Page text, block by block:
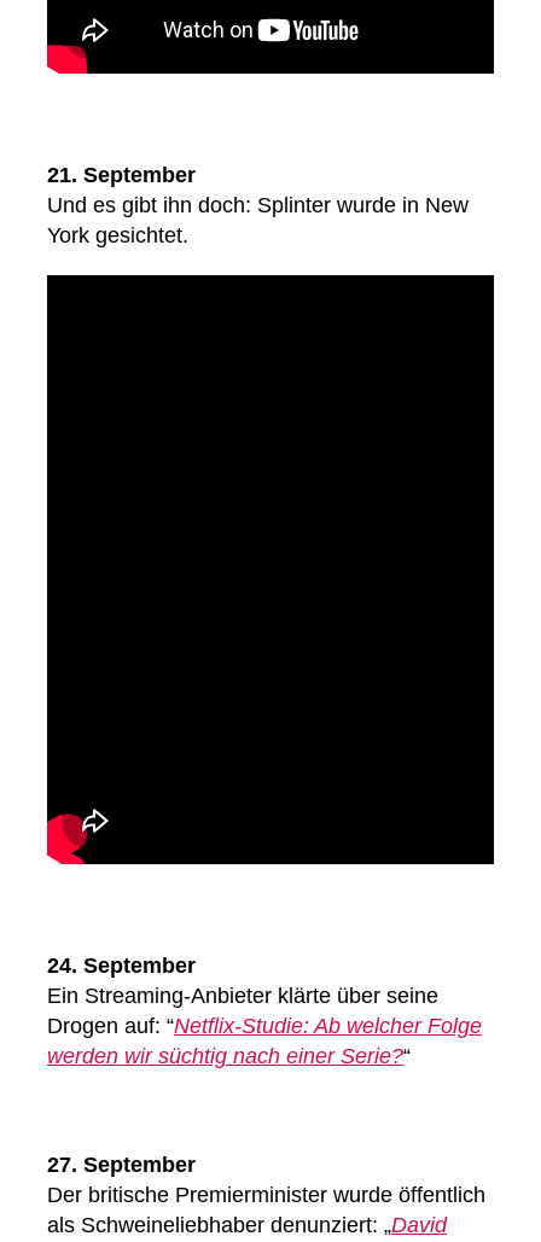
21. September
Und es gibt ihn doch: Splinter wurde in New
York gesichtet.
24. September
Ein Streaming-Anbieter klärte über seine
Drogen auf: “Netflix-Studie: Ab welcher Folge
werden wir süchtig nach einer Serie?“
27. September
Der britische Premierminister wurde öffentlich
als Schweineliebhaber denunziert: „David